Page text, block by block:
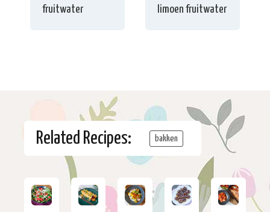
fruitwater
limoen fruitwater
Related Recipes: bakken